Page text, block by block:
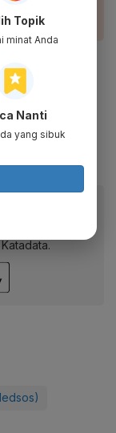
aplikasi
foto
itu di
Topik
minat Anda
Nanti
yang sibuk